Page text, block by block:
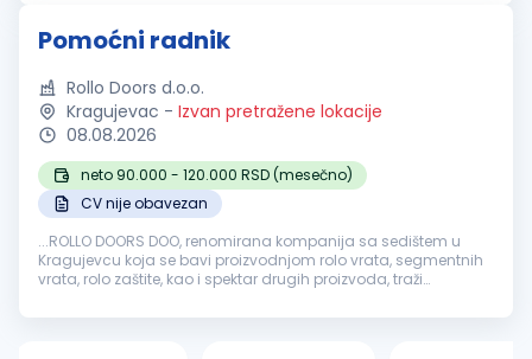
Pomoćni radnik
Rollo Doors d.o.o.
Kragujevac - Izvan pretražene lokacije
08.08.2026
neto 90.000 - 120.000 RSD (mesečno)
CV nije obavezan
...ROLLO DOORS DOO, renomirana kompanija sa sedištem u
Kragujevcu koja se bavi proizvodnjom rolo vrata, segmentnih
vrata, rolo zaštite, kao i spektar drugih proizvoda, traži
radnik